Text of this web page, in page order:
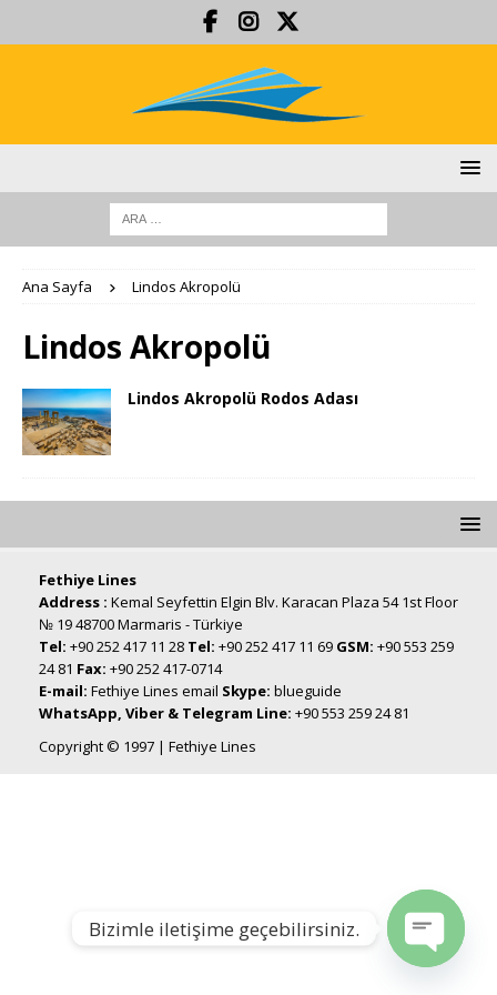
Ana Sayfa Lindos Akropolü
Lindos Akropolü
Lindos Akropolü Rodos Adası
Fethiye Lines
Address : Kemal Seyfettin Elgin Blv. Karacan Plaza 54 1st Floor
№ 19 48700 Marmaris - Türkiye
Tel: +90 252 417 11 28 Tel: +90 252 417 11 69 GSM: +90 553 259
24 81 Fax: +90 252 417-0714
E-mail: Fethiye Lines email Skype: blueguide
WhatsApp, Viber & Telegram Line: +90 553 259 24 81
Copyright © 1997 | Fethiye Lines
Bizimle iletişime geçebilirsiniz.